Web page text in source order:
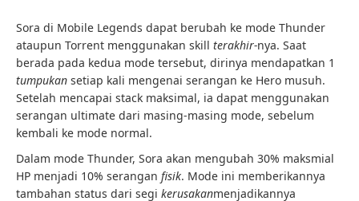
Sora di Mobile Legends dapat berubah ke mode Thunder
ataupun Torrent menggunakan skill terakhir-nya. Saat
berada pada kedua mode tersebut, dirinya mendapatkan 1
tumpukan setiap kali mengenai serangan ke Hero musuh.
Setelah mencapai stack maksimal, ia dapat menggunakan
serangan ultimate dari masing-masing mode, sebelum
kembali ke mode normal.
Dalam mode Thunder, Sora akan mengubah 30% maksmial
HP menjadi 10% serangan fisik. Mode ini memberikannya
tambahan status dari segi kerusakanmenjadikannya